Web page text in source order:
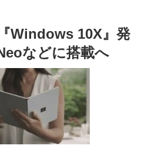
Windows 10X』発
などに搭載へ